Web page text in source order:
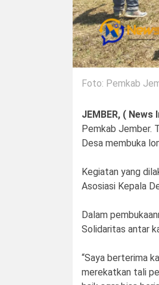
Foto: Pemkab
JEMBER, ( News
Pemkab Jember.
Desa membuka
Kegiatan yang
Asosiasi Kepala
Dalam
Solidaritas antar
“Saya berterima
merekatkan tali